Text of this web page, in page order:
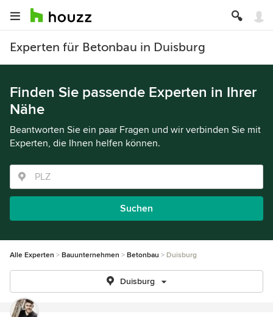
Experten für Betonbau in Duisburg
Finden Sie passende Experten in Ihrer
Nähe
Beantworten Sie ein paar Fragen und wir verbinden Sie mit
Experten, die Ihnen helfen können.
Suchen
Alle Experten Bauunternehmen Betonbau Duisburg
Duisburg